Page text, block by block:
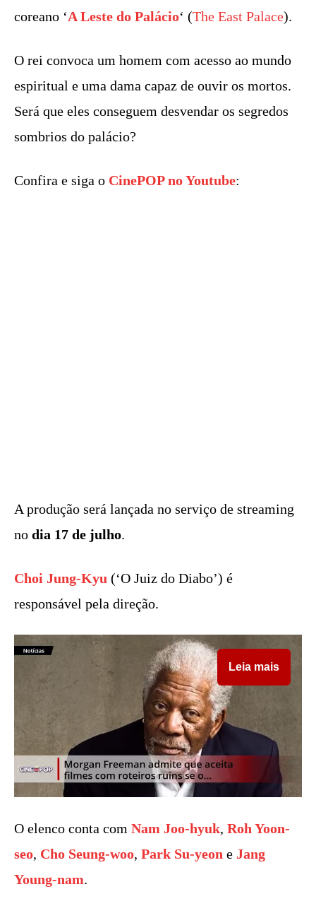
coreano ‘A Leste do Palácio‘ (The East Palace).
O rei convoca um homem com acesso ao mundo
espiritual e uma dama capaz de ouvir os mortos.
Será que eles conseguem desvendar os segredos
sombrios do palácio?
Confira e siga o CinePOP no Youtube:
A produção será lançada no serviço de streaming
no dia 17 de julho.
Choi Jung-Kyu (‘O Juiz do Diabo’) é
responsável pela direção.
Leia mais
O elenco conta com Nam Joo-hyuk, Roh Yoon-
seo, Cho Seung-woo, Park Su-yeon e Jang
Young-nam.